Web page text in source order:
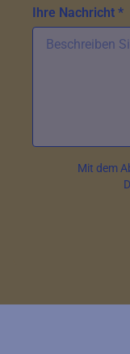
Ihre Nachricht *
Mit dem